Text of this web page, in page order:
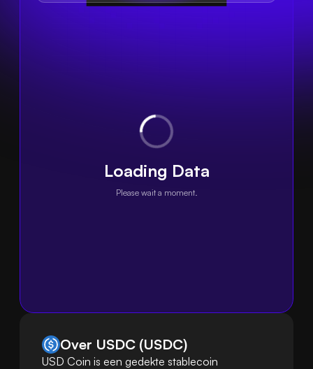
Loading Data
Please wait a moment.
Over USDC (USDC)
USD Coin is een gedekte stablecoin